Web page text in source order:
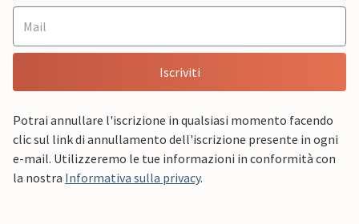
Iscriviti
Potrai annullare l'iscrizione in qualsiasi momento facendo
clic sul link di annullamento dell'iscrizione presente in ogni
e-mail. Utilizzeremo le tue informazioni in conformità con
la nostra Informativa sulla privacy.